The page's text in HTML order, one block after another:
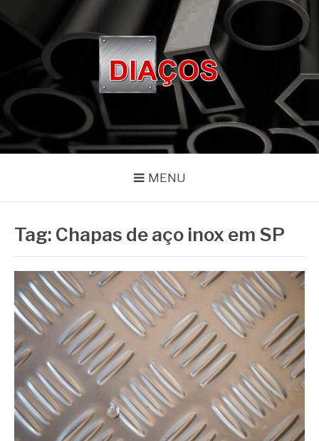
BLOG DIAÇOS
Especialistas em aços e metais há mais de 20 anos
MENU
Tag: Chapas de aço inox em SP